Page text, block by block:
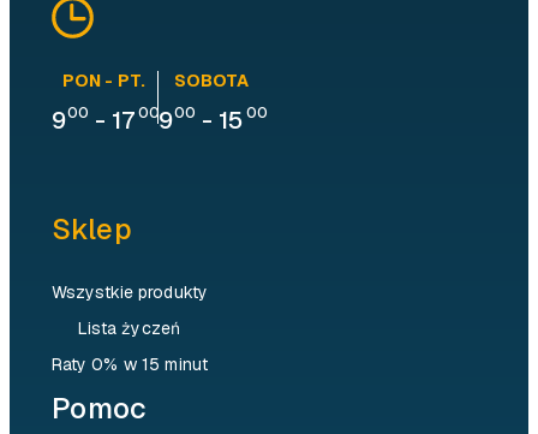
PON - PT.
900 - 17 00
SOBOTA
900 - 15 00
Sklep
Wszystkie produkty
Lista życzeń
Raty 0% w 15 minut
Pomoc